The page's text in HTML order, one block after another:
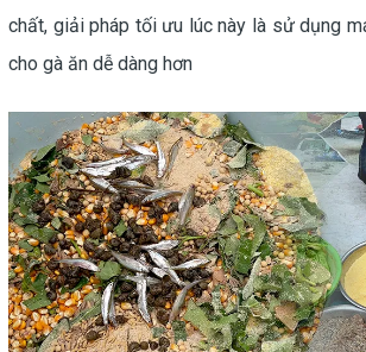
chất, giải pháp tối ưu lúc này là sử dụng
cho gà ăn dễ dàng hơn